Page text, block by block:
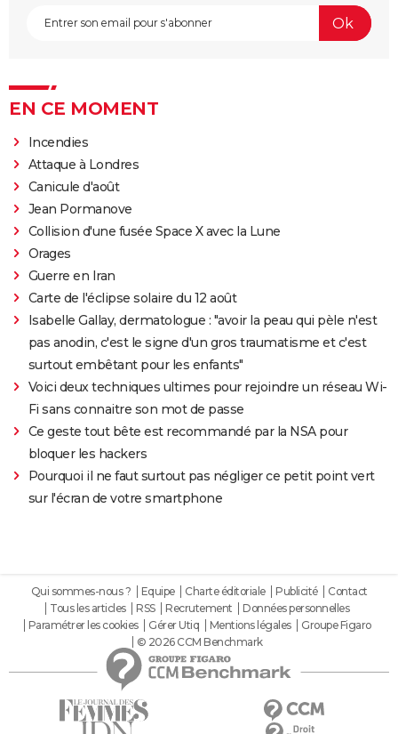
EN CE MOMENT
Incendies
Attaque à Londres
Canicule d'août
Jean Pormanove
Collision d'une fusée Space X avec la Lune
Orages
Guerre en Iran
Carte de l'éclipse solaire du 12 août
Isabelle Gallay, dermatologue : "avoir la peau qui pèle n'est
pas anodin, c'est le signe d'un gros traumatisme et c'est
surtout embêtant pour les enfants"
Voici deux techniques ultimes pour rejoindre un réseau Wi-
Fi sans connaitre son mot de passe
Ce geste tout bête est recommandé par la NSA pour
bloquer les hackers
Pourquoi il ne faut surtout pas négliger ce petit point vert
sur l'écran de votre smartphone
Qui sommes-nous ? Equipe Charte éditoriale Publicité
Contact
Tous les articles
RSS Recrutement
Données personnelles
Paramétrer les cookies
Gérer Utiq Mentions légales
Groupe Figaro
© 2026 CCM Benchmark